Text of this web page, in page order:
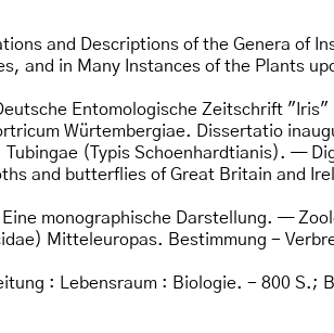
and Descriptions of the Genera of
and in Many Instances of the Plants
Entomologische Zeitschrift "Iris"
Würtembergiae. Dissertatio
(Typis Schoenhardtianis). —
and butterflies of Great Britain and
monographische Darstellung. —
Mitteleuropas. Bestimmung -
: Lebensraum : Biologie. - 800 S.;